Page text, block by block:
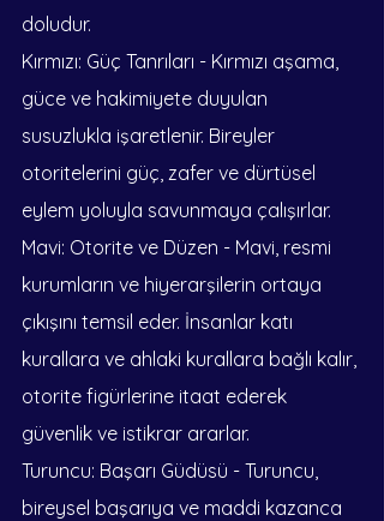
doludur.
Kırmızı: Güç Tanrıları - Kırmızı aşama,
güce ve hakimiyete duyulan
susuzlukla işaretlenir. Bireyler
otoritelerini güç, zafer ve dürtüsel
eylem yoluyla savunmaya çalışırlar.
Mavi: Otorite ve Düzen - Mavi, resmi
kurumların ve hiyerarşilerin ortaya
çıkışını temsil eder. İnsanlar katı
kurallara ve ahlaki kurallara bağlı kalır,
otorite figürlerine itaat ederek
güvenlik ve istikrar ararlar.
Turuncu: Başarı Güdüsü - Turuncu,
bireysel başarıya ve maddi kazanca